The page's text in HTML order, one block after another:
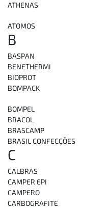
ATHENAS
ATOMOS
B
BASPAN
BENETHERMI
BIOPROT
BOMPACK
BOMPEL
BRACOL
BRASCAMP
BRASIL CONFECÇÕES
C
CALBRAS
CAMPER EPI
CAMPERO
CARBOGRAFITE